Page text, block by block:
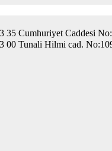
35 Cumhuriyet Caddesi
00 Tunali Hilmi cad.